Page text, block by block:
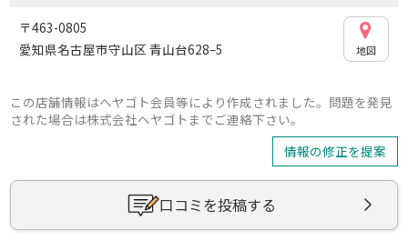
〒463-0805
愛知県名古屋市守山区 青山台628–5
地図
この店舗情報はヘヤゴト会員等により作成されました。問題を発見
された場合は株式会社ヘヤゴトまでご連絡下さい。
情報の修正を提案
口コミを投稿する